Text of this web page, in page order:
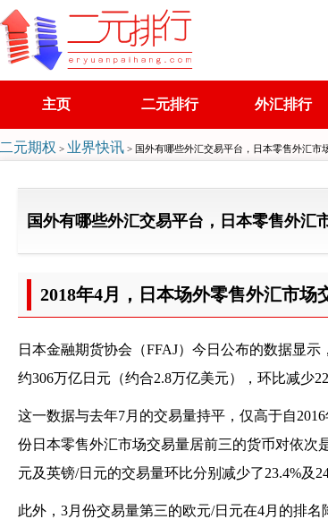
主页 二元排行 外汇排行
二元期权 > 业界快讯 > 国外有哪些外汇交易平台，日本零售外汇市
国外有哪些外汇交易平台，日本零售外汇
2018年4月，日本场外零售外汇市场
日本金融期货协会（FFAJ）今日公布的数据显
约306万亿日元（约合2.8万亿美元），环比减少
这一数据与去年7月的交易量持平，仅高于自
份日本零售外汇市场交易量居前三的货币对依次
元及英镑/日元的交易量环比分别减少了23.4%及
此外，3月份交易量第三的欧元/日元在4月的排名